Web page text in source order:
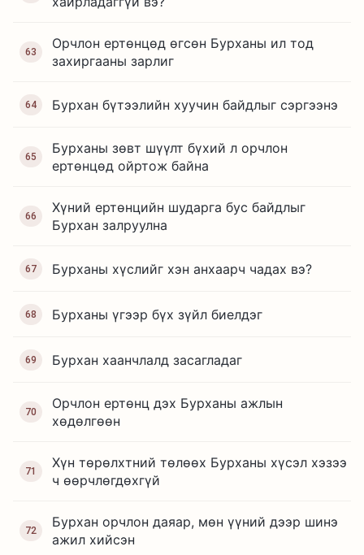
63
Орчлон ертөнцөд өгсөн Бурханы ил тод
захиргааны зарлиг
64 Бурхан бүтээлийн хуучин байдлыг сэргээнэ
65
Бурханы зөвт шүүлт бүхий л орчлон
ертөнцөд ойртож байна
66
Хүний ертөнцийн шударга бус байдлыг
Бурхан залруулна
67 Бурханы хүслийг хэн анхаарч чадах вэ?
68 Бурханы үгээр бүх зүйл биелдэг
69 Бурхан хаанчлалд засагладаг
70
Орчлон ертөнц дэх Бурханы ажлын
хөдөлгөөн
71
Хүн төрөлхтний төлөөх Бурханы хүсэл хэзээ
ч өөрчлөгдөхгүй
72
Бурхан орчлон даяар, мөн үүний дээр шинэ
ажил хийсэн